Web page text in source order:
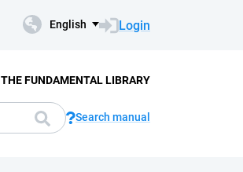
English Login
THE FUNDAMENTAL LIBRARY
Search manual